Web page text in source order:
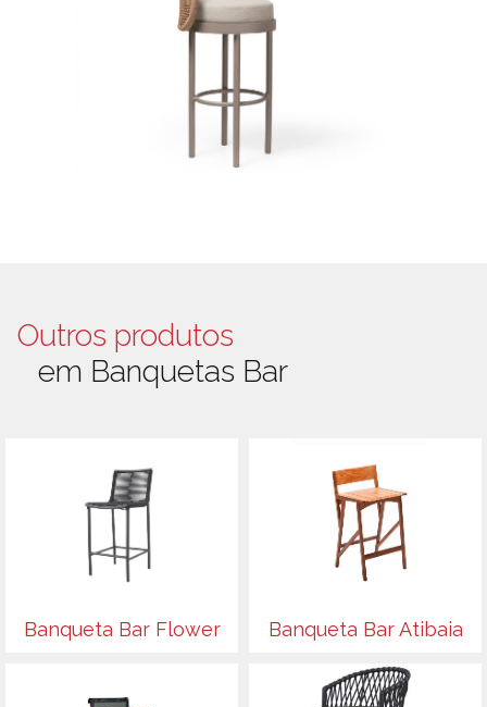
Outros produtos
em Banquetas Bar
Banqueta Bar Flower Banqueta Bar Atibaia